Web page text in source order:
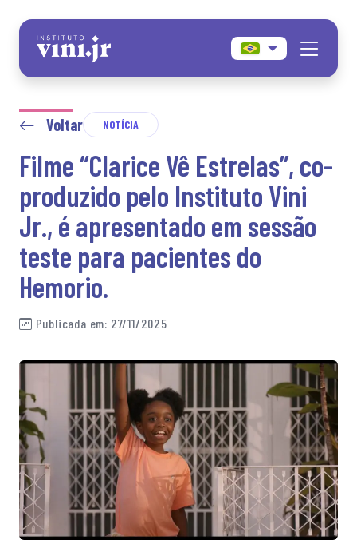
content
Voltar NOTÍCIA
Filme “Clarice Vê Estrelas”, co-
produzido pelo Instituto Vini
Jr., é apresentado em sessão
teste para pacientes do
Hemorio.
Publicada em: 27/11/2025